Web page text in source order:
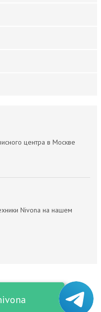
центра в Москве
Nivona на нашем